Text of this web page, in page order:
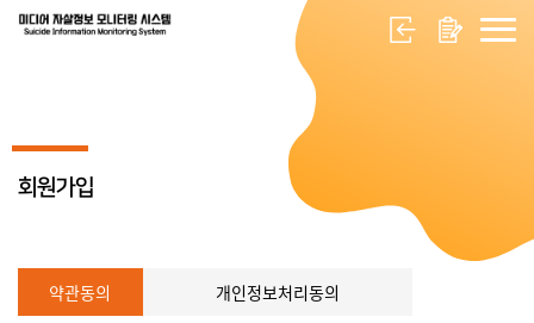
회원가입
약관동의 개인정보처리동의